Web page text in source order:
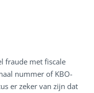
fraude met fiscale
nummer of KBO-
er zeker van zijn dat